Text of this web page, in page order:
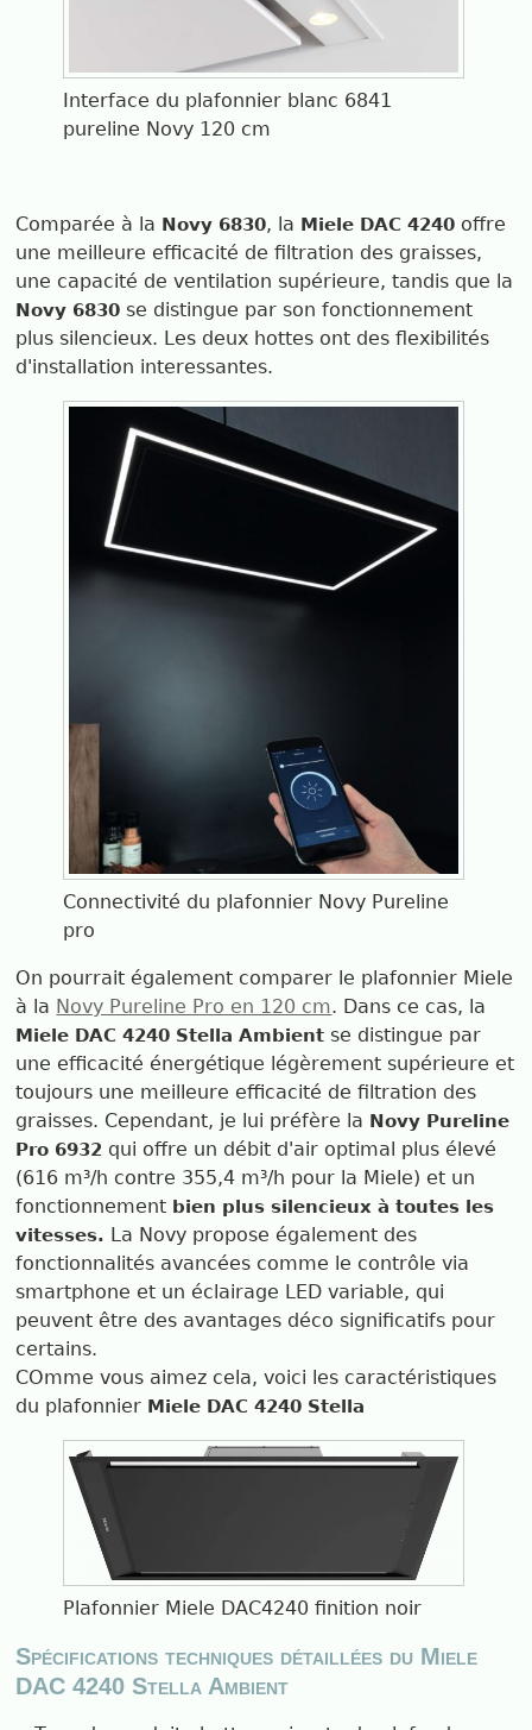
Interface du plafonnier blanc 6841
pureline Novy 120 cm
Comparée à la Novy 6830, la Miele DAC 4240 offre
une meilleure efficacité de filtration des graisses,
une capacité de ventilation supérieure, tandis que la
Novy 6830 se distingue par son fonctionnement
plus silencieux. Les deux hottes ont des flexibilités
d'installation interessantes.
Connectivité du plafonnier Novy Pureline
pro
On pourrait également comparer le plafonnier Miele
à la Novy Pureline Pro en 120 cm. Dans ce cas, la
Miele DAC 4240 Stella Ambientse distingue par
une efficacité énergétique légèrement supérieure et
toujours une meilleure efficacité de filtration des
graisses. Cependant, je lui préfère la Novy Pureline
Pro 6932 qui offre un débit d'air optimal plus élevé
(616 m³/h contre 355,4 m³/h pour la Miele) et un
fonctionnement bien plus silencieux à toutes les
vitesses. La Novy propose également des
fonctionnalités avancées comme le contrôle via
smartphone et un éclairage LED variable, qui
peuvent être des avantages déco significatifs pour
certains.
COmme vous aimez cela, voici les caractéristiques
du plafonnier Miele DAC 4240 Stella
Plafonnier Miele DAC4240 finition noir
Spécifications techniques détaillées du Miele
DAC 4240 Stella Ambient